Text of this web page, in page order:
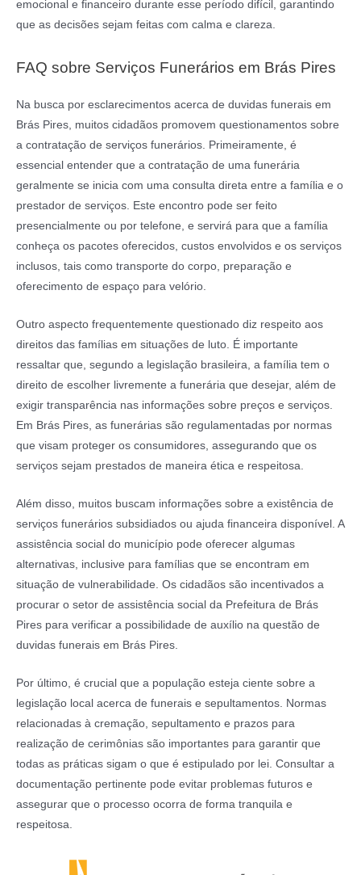
emocional e financeiro durante esse período difícil, garantindo
que as decisões sejam feitas com calma e clareza.
FAQ sobre Serviços Funerários em Brás Pires
Na busca por esclarecimentos acerca de duvidas funerais em
Brás Pires, muitos cidadãos promovem questionamentos sobre
a contratação de serviços funerários. Primeiramente, é
essencial entender que a contratação de uma funerária
geralmente se inicia com uma consulta direta entre a família e o
prestador de serviços. Este encontro pode ser feito
presencialmente ou por telefone, e servirá para que a família
conheça os pacotes oferecidos, custos envolvidos e os serviços
inclusos, tais como transporte do corpo, preparação e
oferecimento de espaço para velório.
Outro aspecto frequentemente questionado diz respeito aos
direitos das famílias em situações de luto. É importante
ressaltar que, segundo a legislação brasileira, a família tem o
direito de escolher livremente a funerária que desejar, além de
exigir transparência nas informações sobre preços e serviços.
Em Brás Pires, as funerárias são regulamentadas por normas
que visam proteger os consumidores, assegurando que os
serviços sejam prestados de maneira ética e respeitosa.
Além disso, muitos buscam informações sobre a existência de
serviços funerários subsidiados ou ajuda financeira disponível. A
assistência social do município pode oferecer algumas
alternativas, inclusive para famílias que se encontram em
situação de vulnerabilidade. Os cidadãos são incentivados a
procurar o setor de assistência social da Prefeitura de Brás
Pires para verificar a possibilidade de auxílio na questão de
duvidas funerais em Brás Pires.
Por último, é crucial que a população esteja ciente sobre a
legislação local acerca de funerais e sepultamentos. Normas
relacionadas à cremação, sepultamento e prazos para
realização de cerimônias são importantes para garantir que
todas as práticas sigam o que é estipulado por lei. Consultar a
documentação pertinente pode evitar problemas futuros e
assegurar que o processo ocorra de forma tranquila e
respeitosa.